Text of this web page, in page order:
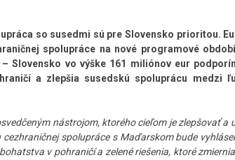
so susedmi sú pre Slovensko prioritou.
spolupráce na nové programové
Slovensko vo výške 161 miliónov eur
a zlepšia susedskú spoluprácu medzi
nástrojom, ktorého cieľom je zlepšovať a
spolupráce s Maďarskom bude
v pohraničí a zelené riešenia, ktoré